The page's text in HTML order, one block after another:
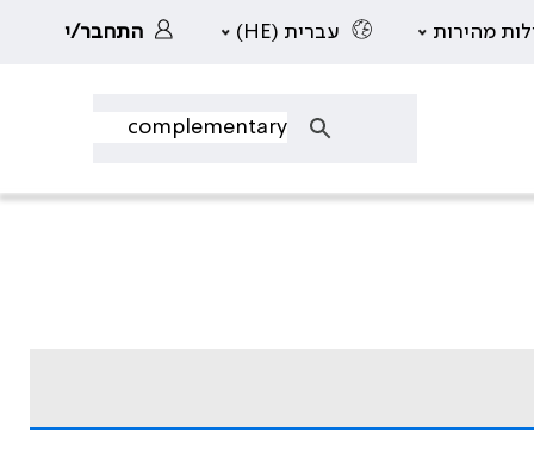
מהירות עברית (HE) התחבר/י